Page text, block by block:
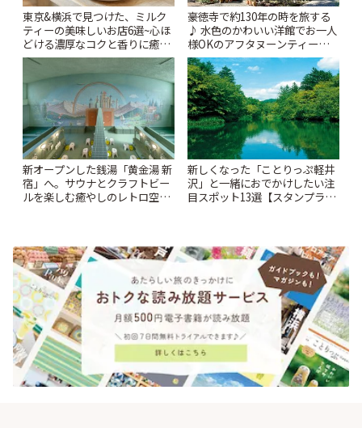
東京&横浜で見つけた、ミルク
ティーの美味しいお店6選~心ほ
どける濃厚なコクと香りに癒や
されるティータイム~ | ことりっ
豪徳寺で約130年の時を旅する
♪ 水色のかわいい洋館でお一人
様OKのアフタヌーンティーを
「旧尾崎テオドラ邸」 | ことり
っぷ
新オープンした銭湯「黄金湯 新
宿」へ。サウナとクラフトビー
ルを楽しむ癒やしのレトロ空間
新しくなった「ことりっぷ軽井
沢」と一緒におでかけしたい注
目スポット13選【スタンプラリ